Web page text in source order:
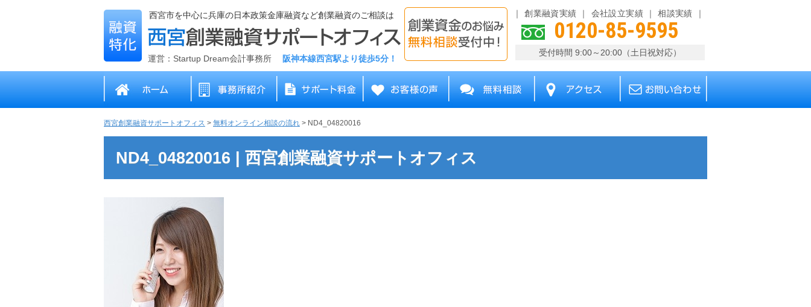
西宮市を中心に兵庫の日本政策金庫融資など創業融資のご相談は
運営：Startup Dream会計事務所 阪神本線西宮駅より徒歩5分！
創業融資実績 会社設立実績 相談実績
0120-85-9595
受付時間 9:00～20:00（土日祝対応）
西宮創業融資サポートオフィス > 無料オンライン相談の流れ > ND4_04820016
ND4_04820016 | 西宮創業融資サポートオフィス